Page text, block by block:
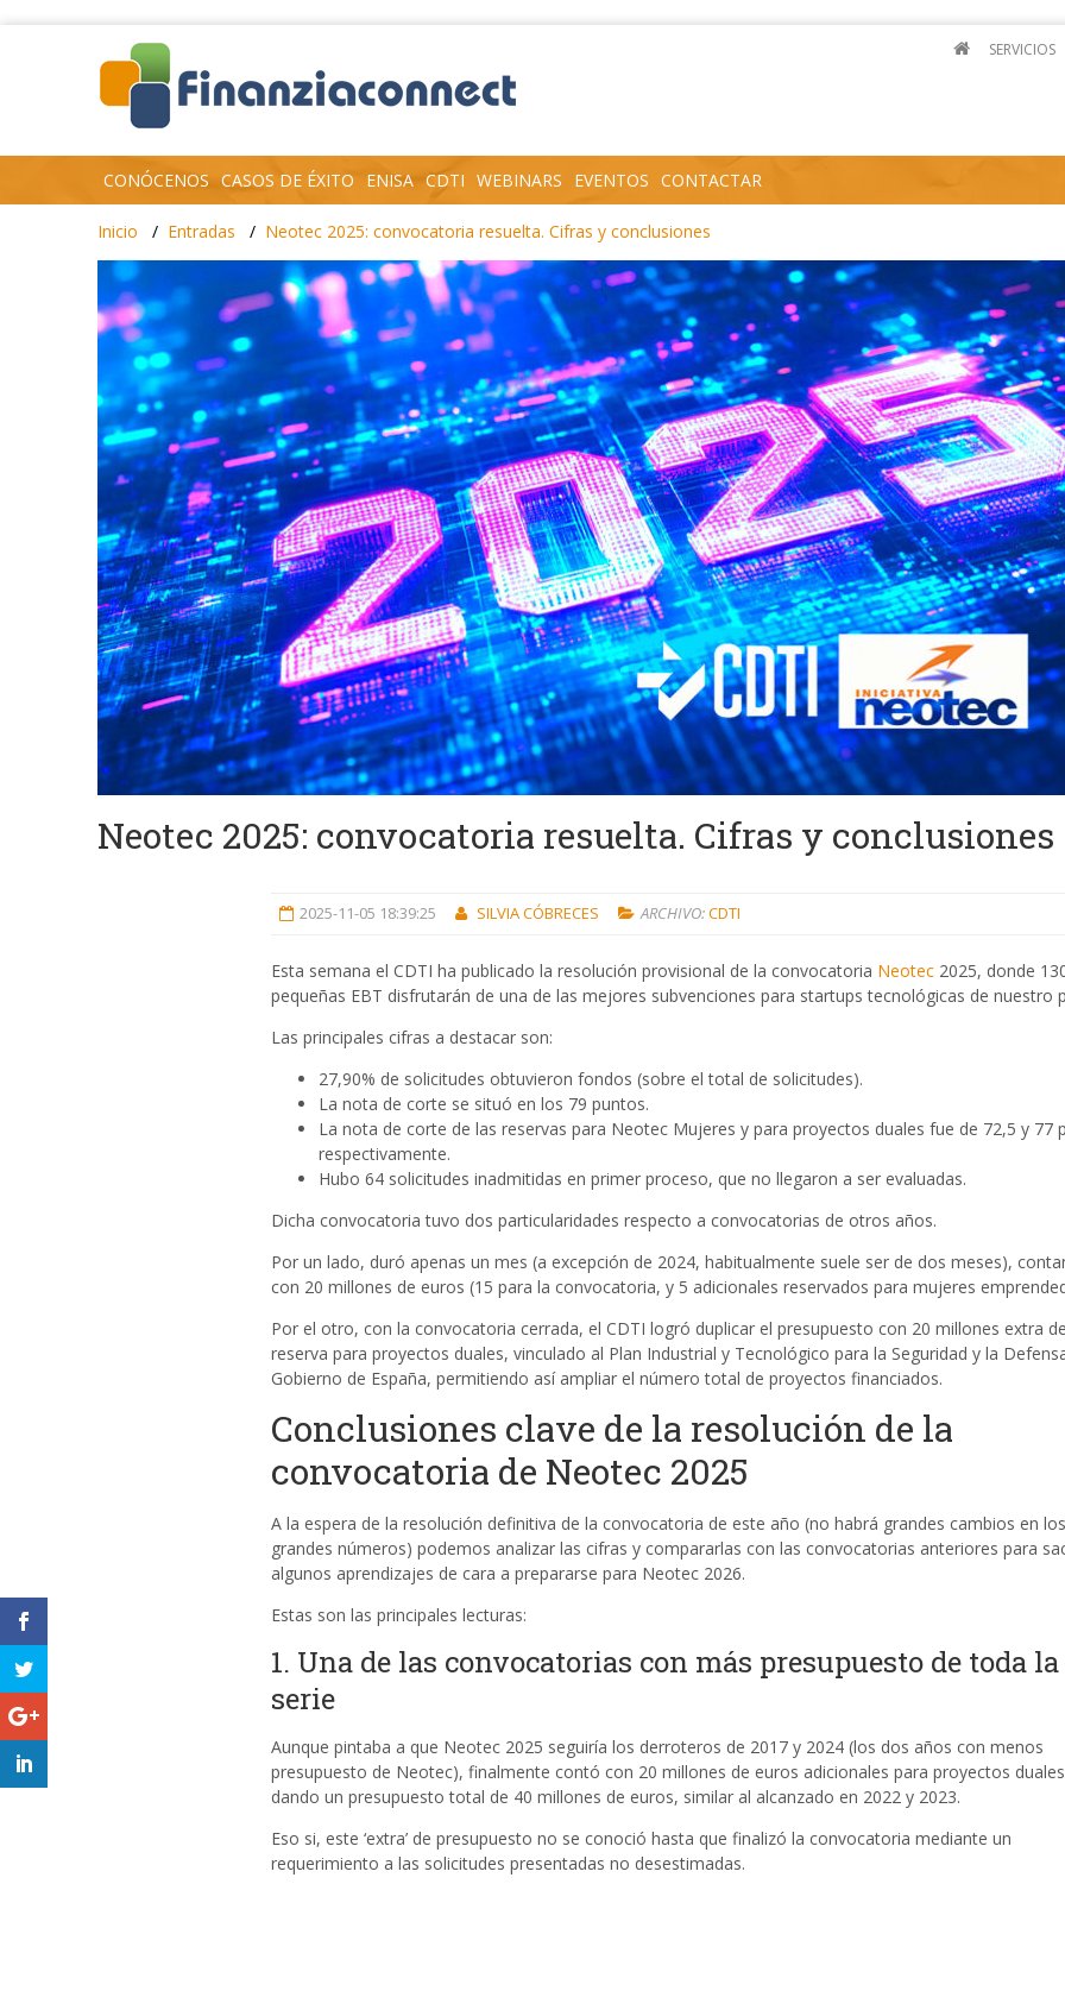
SERVICIOS
CONÓCENOS CASOS DE ÉXITO ENISA CDTI WEBINARS EVENTOS CONTACTAR
Inicio Entradas Neotec 2025: convocatoria resuelta. Cifras y conclusiones
Neotec 2025: convocatoria resuelta. Cifras y conclusiones
2025-11-05 18:39:25 SILVIA CÓBRECES ARCHIVO:CDTI
Esta semana el CDTI ha publicado la resolución provisional de la convocatoria Neotec 2025, donde
pequeñas EBT disfrutarán de una de las mejores subvenciones para startups tecnológicas de nuestro
Las principales cifras a destacar son:
27,90% de solicitudes obtuvieron fondos (sobre el total de solicitudes).
La nota de corte se situó en los 79 puntos.
La nota de corte de las reservas para Neotec Mujeres y para proyectos duales fue de 72,5 y 77
respectivamente.
Hubo 64 solicitudes inadmitidas en primer proceso, que no llegaron a ser evaluadas.
Dicha convocatoria tuvo dos particularidades respecto a convocatorias de otros años.
Por un lado, duró apenas un mes (a excepción de 2024, habitualmente suele ser de dos meses),
con 20 millones de euros (15 para la convocatoria, y 5 adicionales reservados para mujeres
Por el otro, con la convocatoria cerrada, el CDTI logró duplicar el presupuesto con 20 millones extra
reserva para proyectos duales, vinculado al Plan Industrial y Tecnológico para la Seguridad y la
Gobierno de España, permitiendo así ampliar el número total de proyectos financiados.
Conclusiones clave de la resolución de la
convocatoria de Neotec 2025
A la espera de la resolución definitiva de la convocatoria de este año (no habrá grandes cambios en los
grandes números) podemos analizar las cifras y compararlas con las convocatorias anteriores para
algunos aprendizajes de cara a prepararse para Neotec 2026.
Estas son las principales lecturas:
1. Una de las convocatorias con más presupuesto de toda la
serie
Aunque pintaba a que Neotec 2025 seguiría los derroteros de 2017 y 2024 (los dos años con menos
presupuesto de Neotec), finalmente contó con 20 millones de euros adicionales para proyectos
dando un presupuesto total de 40 millones de euros, similar al alcanzado en 2022 y 2023.
Eso si, este ‘extra’ de presupuesto no se conoció hasta que finalizó la convocatoria mediante un
requerimiento a las solicitudes presentadas no desestimadas.